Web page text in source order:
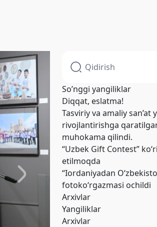
So’nggi yangiliklar
Diqqat, eslatma!
Tasviriy va amaliy san’at
rivojlantirishga
muhokama qilindi.
“Uzbek Gift Contest”
etilmoqda
“Iordaniyadan
fotoko‘rgazmasi ochildi
Arxivlar
Yangiliklar
Arxivlar